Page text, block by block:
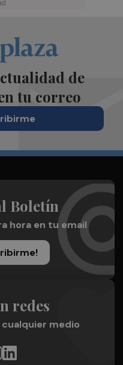
de
tu correo
Boletín
hora en tu email
redes
cualquier medio